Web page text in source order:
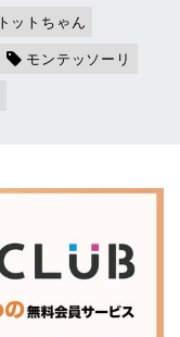
トットちゃん
モンテッソーリ